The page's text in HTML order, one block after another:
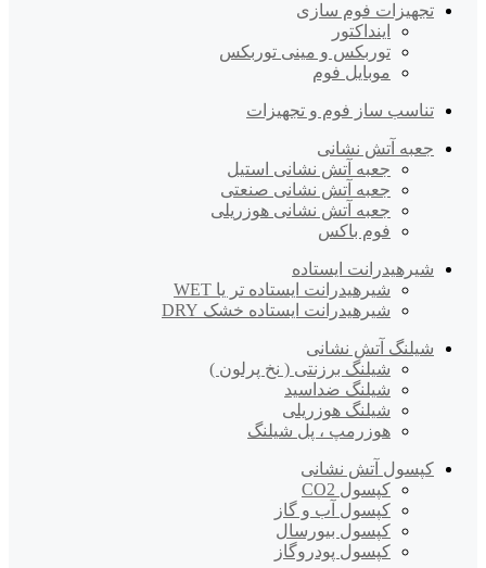
تجهیزات فوم سازی
اینداکتور
توربکس و مینی توربکس
موبایل فوم
تناسب ساز فوم و تجهیزات
جعبه آتش نشانی
جعبه آتش نشانی استیل
جعبه آتش نشانی صنعتی
جعبه آتش نشانی هوزریلی
فوم باکس
شیرهیدرانت ایستاده
شیرهیدرانت ایستاده تر یا WET
شیرهیدرانت ایستاده خشک DRY
شیلنگ آتش نشانی
شیلنگ برزنتی ( نخ پرلون )
شیلنگ ضداسید
شیلنگ هوزریلی
هوزرمپ ، پل شیلنگ
کپسول آتش نشانی
کپسول CO2
کپسول آب و گاز
کپسول بیورسال
کپسول پودروگاز